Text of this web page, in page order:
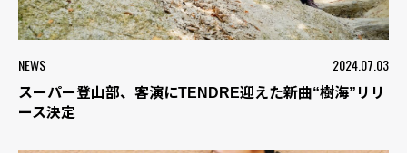
NEWS 2024.07.03
スーパー登山部、客演にTENDRE迎えた新曲“樹海”リリ
ース決定